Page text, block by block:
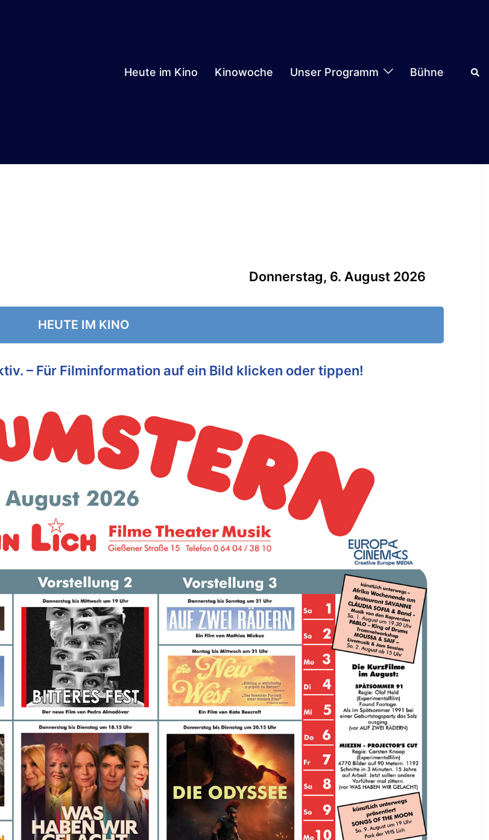
Heute im Kino Kinowoche Unser Programm Bühne
Donnerstag, 6. August 2026
HEUTE IM KINO
– Für Filminformation auf ein Bild klicken oder tippen!